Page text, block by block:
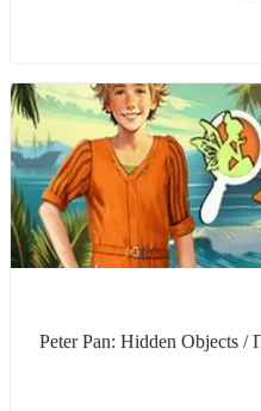
Peter Pan: Hidden Objects